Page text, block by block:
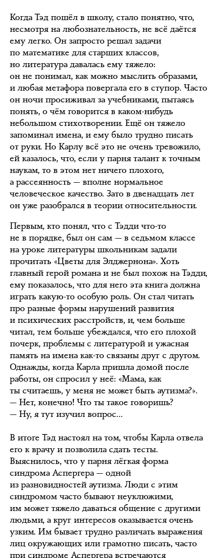
Когда Тэд пошёл в школу, стало понятно, что,
несмотря на любознательность, не всё даётся
ему легко. Он запросто решал задачи
по математике для старших классов,
но литература давалась ему тяжело:
он не понимал, как можно мыслить образами,
и любая метафора повергала его в ступор. Часто
он ночи просиживал за учебниками, пытаясь
понять, о чём говорится в каком-нибудь
небольшом стихотворении. Ещё он тяжело
запоминал имена, и ему было трудно писать
от руки. Но Карлу всё это не очень тревожило,
ей казалось, что, если у парня талант к точным
наукам, то в этом нет ничего плохого,
а рассеянность — вполне нормальное
человеческое качество. Зато в двенадцать лет
он уже разобрался в теории относительности.
Первым, кто понял, что с Тэдди что-то
не в порядке, был он сам — в седьмом классе
на уроке литературы школьникам задали
прочитать «Цветы для Элджернона». Хоть
главный герой романа и не был похож на Тэдди,
ему показалось, что для него эта книга должна
играть какую-то особую роль. Он стал читать
про разные формы нарушений развития
и психических расстройств, и, чем больше
читал, тем больше убеждался, что его плохой
почерк, проблемы с литературой и ужасная
память на имена как-то связаны друг с другом.
Однажды, когда Карла пришла домой после
работы, он спросил у неё: «Мама, как
ты считаешь, у меня не может быть аутизма?».
— Нет, конечно! Что ты такое говоришь?
— Ну, я тут изучил вопрос…
В итоге Тэд настоял на том, чтобы Карла отвела
его к врачу и позволила сдать тесты.
Выяснилось, что у парня лёгкая форма
синдрома Аспергера — одной
из разновидностей аутизма. Люди с этим
синдромом часто бывают неуклюжими,
им может тяжело даваться общение с другими
людьми, а круг интересов оказывается очень
узким. Им бывает трудно различать выражения
лиц окружающих или грамотно писать, часто
при синдроме Аспергера встречаются